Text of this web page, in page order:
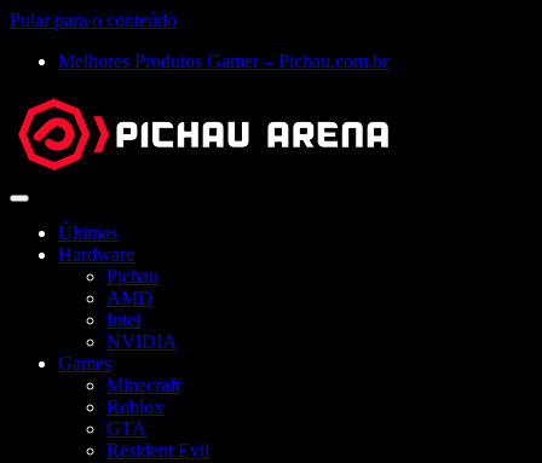
Pular para o conteúdo
Melhores Produtos Gamer – Pichau.com.br
Abrir
Últimas
Hardware
Pichau
AMD
Intel
NVIDIA
Games
Minecraft
Roblox
GTA
Resident Evil